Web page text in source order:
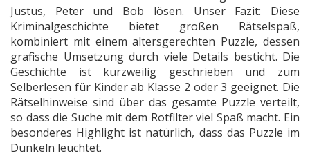
Justus, Peter und Bob lösen. Unser Fazit: Diese
Kriminalgeschichte bietet großen Rätselspaß,
kombiniert mit einem altersgerechten Puzzle, dessen
grafische Umsetzung durch viele Details besticht. Die
Geschichte ist kurzweilig geschrieben und zum
Selberlesen für Kinder ab Klasse 2 oder 3 geeignet. Die
Rätselhinweise sind über das gesamte Puzzle verteilt,
so dass die Suche mit dem Rotfilter viel Spaß macht. Ein
besonderes Highlight ist natürlich, dass das Puzzle im
Dunkeln leuchtet.